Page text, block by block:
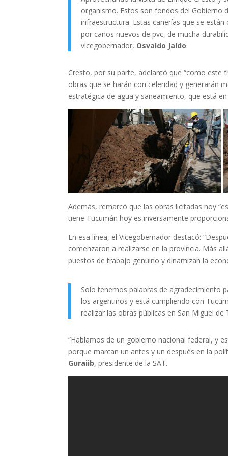
organismo. Estos son fondos del Gobierno
infraestructura. Estas cañerías que se
por caños nuevos de pvc, de mucha
vicegobernador, Osvaldo Jaldo.
Cresto, por su parte, adelantó que “como este
obras que se harán con celeridad y generarán
estratégica de agua y saneamiento, que está
Además, remarcó que las obras licitadas hoy
tiene Tucumán hoy es inversamente
En esa línea, el Vicegobernador destacó:
comenzaron a realizarse en la provincia. Más
puestos de trabajo genuino y dinamizan la
Solo tenemos palabras de agradecimiento
los argentinos y está cumpliendo con
realizar las obras públicas en San Miguel de
“Hablamos de un gobierno nacional federal, y
porque marcan un antes y un después en la
Guraiib, presidente de la SAT.